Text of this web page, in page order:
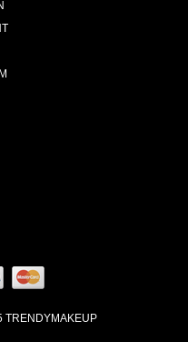
TRENDYMAKEUP